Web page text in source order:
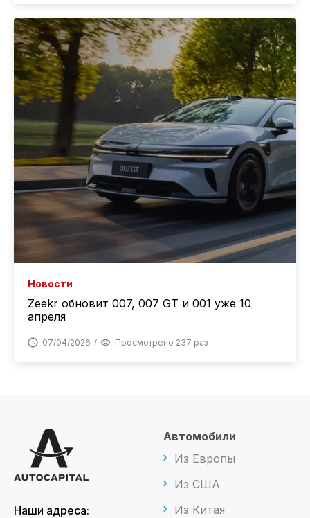
Новости
Zeekr обновит 007, 007 GT и 001 уже 10
апреля
07/04/2026 Просмотрено 237 раз
Наши адреса:
Автомобили
Из Европы
Из США
Из Китая